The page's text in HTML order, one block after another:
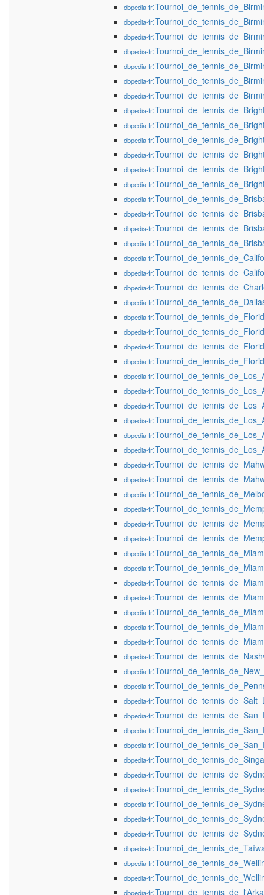
dbpedia-fr
dbpedia-fr
dbpedia-fr
dbpedia-fr
dbpedia-fr
dbpedia-fr
dbpedia-fr
dbpedia-fr
dbpedia-fr
dbpedia-fr
dbpedia-fr
dbpedia-fr
dbpedia-fr
dbpedia-fr
dbpedia-fr
dbpedia-fr
dbpedia-fr
dbpedia-fr
dbpedia-fr
dbpedia-fr
dbpedia-fr
dbpedia-fr
dbpedia-fr
dbpedia-fr
dbpedia-fr
dbpedia-fr
dbpedia-fr
dbpedia-fr
dbpedia-fr
dbpedia-fr
dbpedia-fr
dbpedia-fr
dbpedia-fr
dbpedia-fr
dbpedia-fr
dbpedia-fr
dbpedia-fr
dbpedia-fr
dbpedia-fr
dbpedia-fr
dbpedia-fr
dbpedia-fr
dbpedia-fr
dbpedia-fr
dbpedia-fr
dbpedia-fr
dbpedia-fr
dbpedia-fr
dbpedia-fr
dbpedia-fr
dbpedia-fr
dbpedia-fr
dbpedia-fr
dbpedia-fr
dbpedia-fr
dbpedia-fr
dbpedia-fr
dbpedia-fr
dbpedia-fr
dbpedia-fr
dbpedia-fr